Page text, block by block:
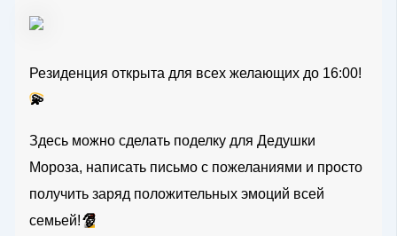
Резиденция открыта для всех желающих до 16:00!
💫
Здесь можно сделать поделку для Дедушки
Мороза, написать письмо с пожеланиями и просто
получить заряд положительных эмоций всей
семьей!🎅